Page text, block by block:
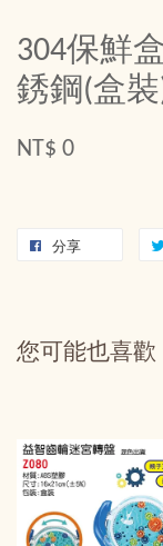
304保鮮
銹鋼(盒裝
NT$ 0
分享
您可能也喜歡